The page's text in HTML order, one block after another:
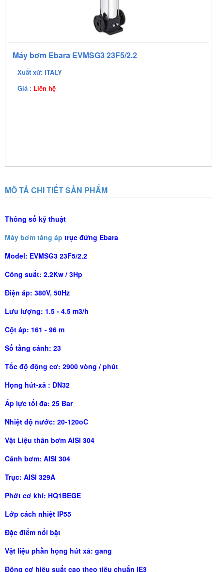
Máy bơm Ebara EVMSG3 23F5/2.2
Xuất xứ: ITALY
Giá : Liên hệ
MÔ TẢ CHI TIẾT SẢN PHẨM
Thông số kỹ thuật
Máy bơm tăng áp trục đứng Ebara
Model: EVMSG3 23F5/2.2
Công suất: 2.2Kw / 3Hp
Điện áp: 380V, 50Hz
Lưu lượng: 1.5 - 4.5 m3/h
Cột áp: 161 - 96 m
Số tầng cánh: 23
Tốc độ động cơ: 2900 vòng / phút
Họng hút-xả : DN32
Áp lực tối đa: 25 Bar
Nhiệt độ nước: 20-120oC
Vật Liệu thân bơm AISI 304
Cánh bơm: AISI 304
Trục: AISI 329A
Phớt cơ khí: HQ1BEGE
Lớp cách nhiệt IP55
Đặc điểm nổi bật
Vật liệu phần họng hút xả: gang
Động cơ hiệu suất cao theo tiêu chuẩn IE3